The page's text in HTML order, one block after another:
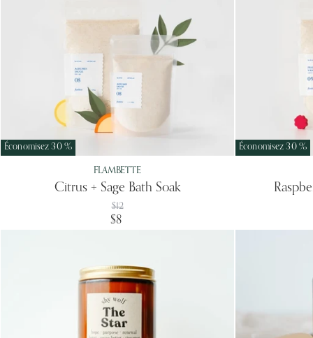
Économisez30%
FLAMBETTE
Citrus + Sage Bath Soak
Prix
d'origine
$12
Prix
$8
Économisez30%